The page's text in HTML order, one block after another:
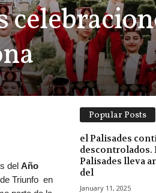
del Año
Triunfo en
Popular Posts
el Palisades
descontrolados.
Palisades lleva
del
January 11, 2025